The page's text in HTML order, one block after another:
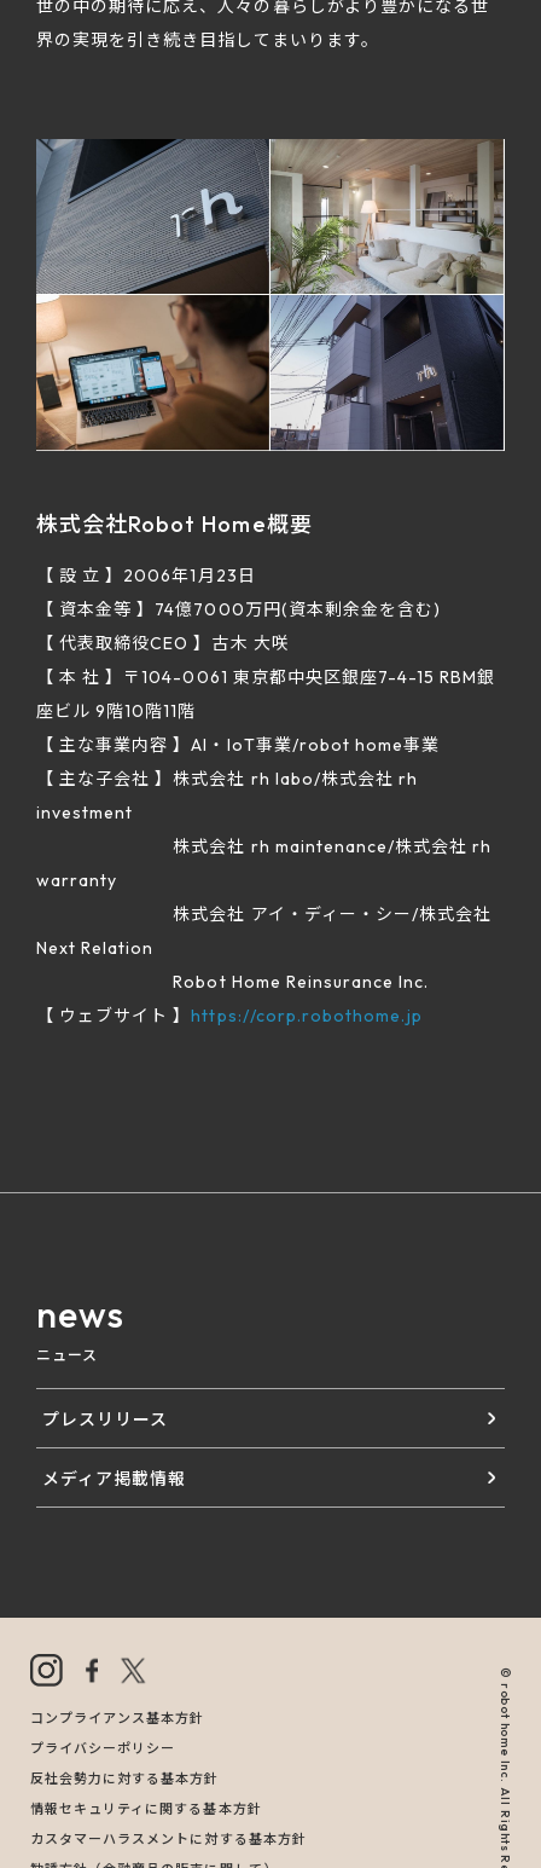
世の中の期待に応え、人々の暮らしがより豊かになる世
界の実現を引き続き目指してまいります。
株式会社Robot Home概要
【 設 立 】2006年1月23日
【 資本金等 】74億7000万円(資本剰余金を含む)
【 代表取締役CEO 】古木 大咲
【 本 社 】〒104-0061 東京都中央区銀座7-4-15 RBM銀
座ビル 9階10階11階
【 主な事業内容 】AI・IoT事業/robot home事業
【 主な子会社 】株式会社 rh labo/株式会社 rh
investment
株式会社 rh maintenance/株式会社 rh
warranty
株式会社 アイ・ディー・シー/株式会社
Next Relation
Robot Home Reinsurance Inc.
【 ウェブサイト 】https://corp.robothome.jp
news
ニュース
プレスリリース
メディア掲載情報
コンプライアンス基本方針
プライバシーポリシー
反社会勢力に対する基本方針
情報セキュリティに関する基本方針
カスタマーハラスメントに対する基本方針
© robot home Inc. All Rights Reserved.